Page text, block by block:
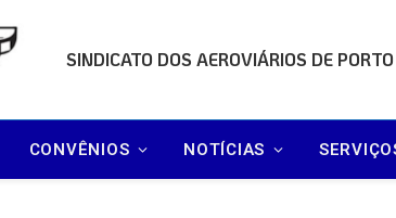
SINDICATO DOS AEROVIÁRIOS DE
CONVÊNIOS NOTÍCIAS